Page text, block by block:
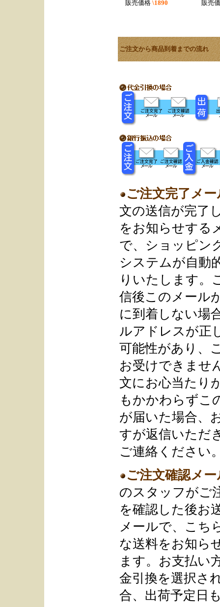
販売価格 \1890 販売
ご注文から商品到着までの流れ
ご注文完了メー
文の送信が完了
をお知らせする
で、ショッピン
システムが自動
りいたします。
信後このメール
に到着しない場
ルアドレスが正
可能性があり、
お受けできませ
文にお心当たり
もかかわらずこ
が届いた場合、
すが返信いただ
ご連絡ください
ご注文確認メー
のスタッフがご
を確認した後お
メールで、こち
な送料をお知ら
ます。お支払い
金引換を選択さ
合、出荷予定日